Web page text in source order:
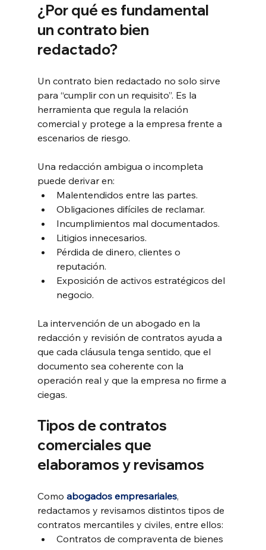
¿Por qué es fundamental
un contrato bien
redactado?
Un contrato bien redactado no solo sirve
para “cumplir con un requisito”. Es la
herramienta que regula la relación
comercial y protege a la empresa frente a
escenarios de riesgo.
Una redacción ambigua o incompleta
puede derivar en:
Malentendidos entre las partes.
Obligaciones difíciles de reclamar.
Incumplimientos mal documentados.
Litigios innecesarios.
Pérdida de dinero, clientes o
reputación.
Exposición de activos estratégicos del
negocio.
La intervención de un abogado en la
redacción y revisión de contratos ayuda a
que cada cláusula tenga sentido, que el
documento sea coherente con la
operación real y que la empresa no firme a
ciegas.
Tipos de contratos
comerciales que
elaboramos y revisamos
Como abogados empresariales,
redactamos y revisamos distintos tipos de
contratos mercantiles y civiles, entre ellos:
Contratos de compraventa de bienes